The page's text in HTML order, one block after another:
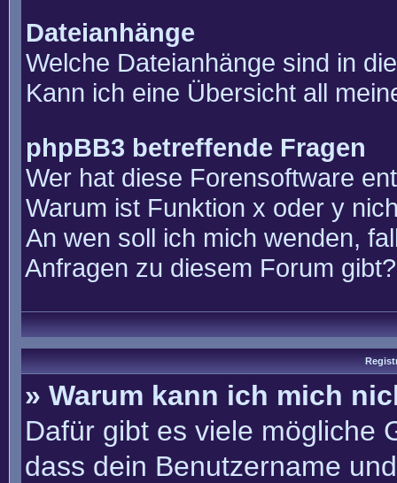
Dateianhänge
Welche Dateianhänge sind in
Kann ich eine Übersicht all
phpBB3 betreffende Fragen
Wer hat diese Forensoftware
Warum ist Funktion x oder y
An wen soll ich mich wenden,
Anfragen zu diesem Forum gibt?
» Warum kann ich mich
Dafür gibt es viele mögliche
dass dein Benutzername